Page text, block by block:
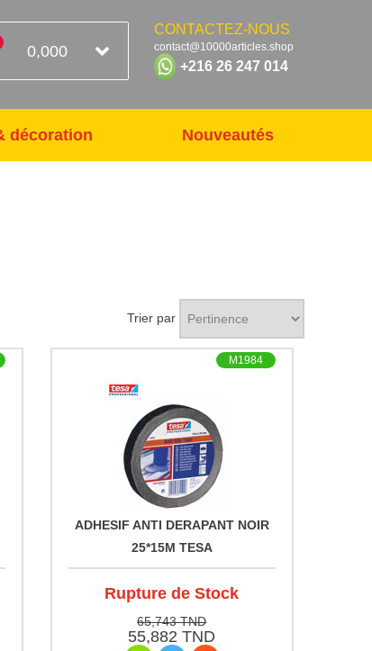
0,000
CONTACTEZ-NOUS
contact@10000articles.shop
+216 26 247 014
décoration Nouveautés
Trier par
M1984
ADHESIF ANTI DERAPANT NOIR
25*15M TESA
Rupture de Stock
65,743 TND
55,882 TND